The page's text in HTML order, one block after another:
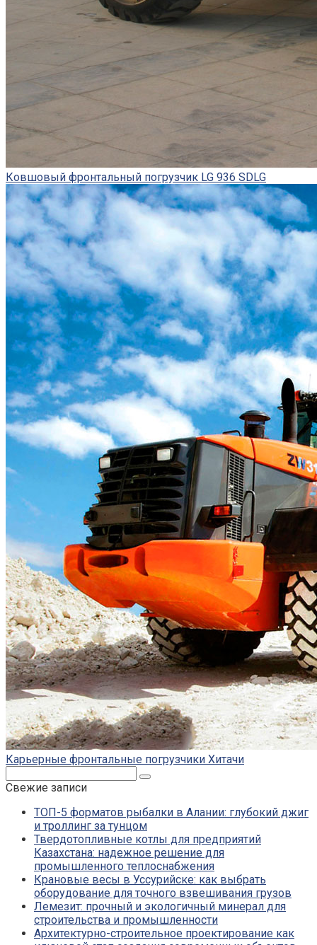
Ковшовый фронтальный погрузчик LG 936 SDLG
Карьерные фронтальные погрузчики Хитачи
Свежие записи
ТОП-5 форматов рыбалки в Алании: глубокий джиг
и троллинг за тунцом
Твердотопливные котлы для предприятий
Казахстана: надежное решение для
промышленного теплоснабжения
Крановые весы в Уссурийске: как выбрать
оборудование для точного взвешивания грузов
Лемезит: прочный и экологичный минерал для
строительства и промышленности
Архитектурно-строительное проектирование как